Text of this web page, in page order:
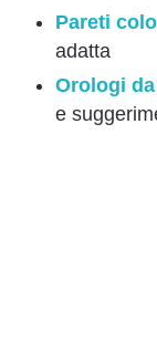
Pareti
adatta
Orologi
e